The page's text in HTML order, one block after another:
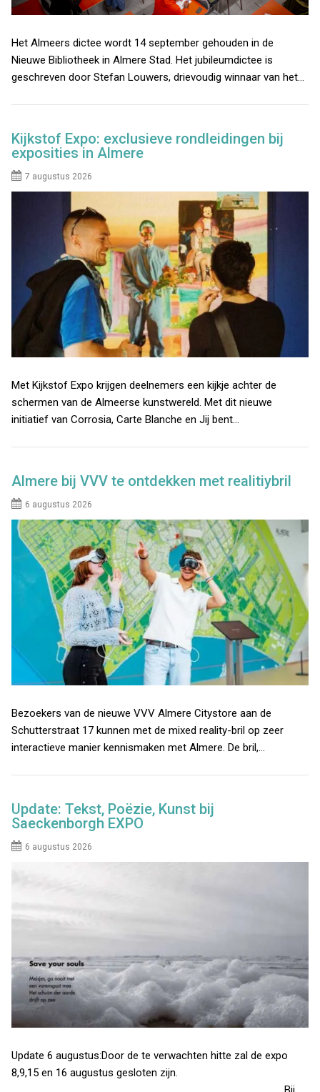
Het Almeers dictee wordt 14 september gehouden in de
Nieuwe Bibliotheek in Almere Stad. Het jubileumdictee is
geschreven door Stefan Louwers, drievoudig winnaar van het…
Kijkstof Expo: exclusieve rondleidingen bij
exposities in Almere
7 augustus 2026
Met Kijkstof Expo krijgen deelnemers een kijkje achter de
schermen van de Almeerse kunstwereld. Met dit nieuwe
initiatief van Corrosia, Carte Blanche en Jij bent…
Almere bij VVV te ontdekken met realitiybril
6 augustus 2026
Bezoekers van de nieuwe VVV Almere Citystore aan de
Schutterstraat 17 kunnen met de mixed reality-bril op zeer
interactieve manier kennismaken met Almere. De bril,…
Update: Tekst, Poëzie, Kunst bij
Saeckenborgh EXPO
6 augustus 2026
Update 6 augustus:Door de te verwachten hitte zal de expo
8,9,15 en 16 augustus gesloten zijn.